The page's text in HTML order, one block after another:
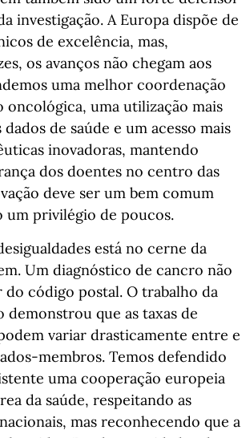
investigação. A Europa dispõe de
de excelência, mas,
os avanços não chegam aos
uma melhor coordenação
oncológica, uma utilização mais
de saúde e um acesso mais
inovadoras, mantendo
dos doentes no centro das
deve ser um bem comum
um privilégio de poucos.
está no cerne da
Um diagnóstico de cancro não
do código postal. O trabalho da
demonstrou que as taxas de
variar drasticamente entre e
membros. Temos defendido
uma cooperação europeia
da saúde, respeitando as
mas reconhecendo que a